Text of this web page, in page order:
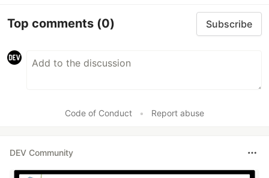
Top comments (0) Subscribe
Code of Conduct • Report abuse
DEV Community